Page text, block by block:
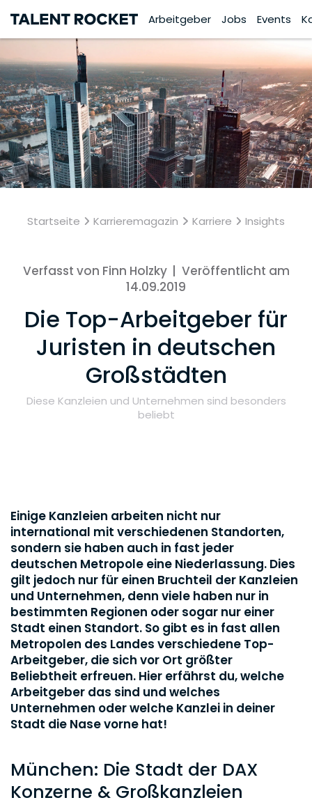
Arbeitgeber Jobs Events
Startseite Karrieremagazin Karriere Insights
Verfasst von Finn Holzky | Veröffentlicht am
14.09.2019
Die Top-Arbeitgeber für
Juristen in deutschen
Großstädten
Diese Kanzleien und Unternehmen sind besonders
beliebt
Einige Kanzleien arbeiten nicht nur
international mit verschiedenen Standorten,
sondern sie haben auch in fast jeder
deutschen Metropole eine Niederlassung. Dies
gilt jedoch nur für einen Bruchteil der Kanzleien
und Unternehmen, denn viele haben nur in
bestimmten Regionen oder sogar nur einer
Stadt einen Standort. So gibt es in fast allen
Metropolen des Landes verschiedene Top-
Arbeitgeber, die sich vor Ort größter
Beliebtheit erfreuen. Hier erfährst du, welche
Arbeitgeber das sind und welches
Unternehmen oder welche Kanzlei in deiner
Stadt die Nase vorne hat!
München: Die Stadt der DAX
Konzerne & Großkanzleien